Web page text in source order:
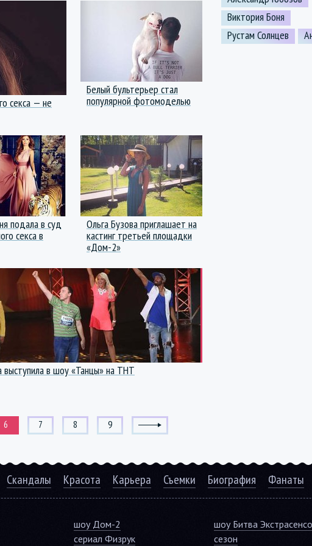
секса — не
Белый бультерьер стал
популярной фотомоделью
подала в суд
секса в
Ольга Бузова приглашает на
кастинг третьей площадки
«Дом-2»
выступила в шоу «Танцы» на ТНТ
6 7 8 9
Виктория Боня
Рустам Солнцев
Скандалы Красота Карьера Съемки Биография Фанаты
шоу Дом-2
сериал Физрук
шоу Битва
сезон